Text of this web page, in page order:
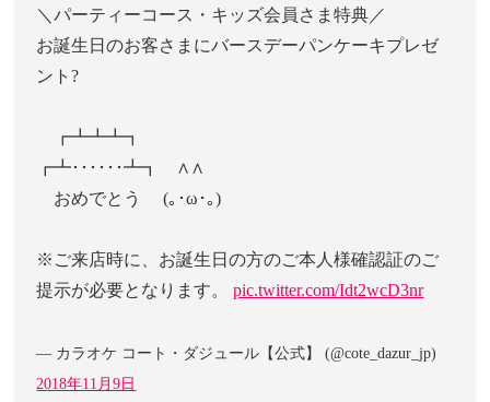
＼パーティーコース・キッズ会員さま特典／
お誕生日のお客さまにバースデーパンケーキプレゼ
ント?
┏┻┻┻┓
┏┻･･････┻┓ ∧∧
おめでとう (｡･ω･｡)
※ご来店時に、お誕生日の方のご本人様確認証のご
提示が必要となります。pic.twitter.com/Idt2wcD3nr
— カラオケ コート・ダジュール【公式】 (@cote_dazur_jp)
2018年11月9日